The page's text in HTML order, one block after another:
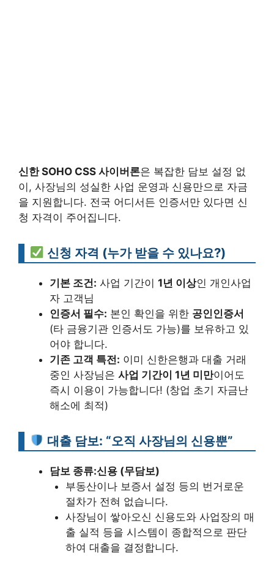
신한 SOHO CSS 사이버론은 복잡한 담보 설정 없
이, 사장님의 성실한 사업 운영과 신용만으로 자금
을 지원합니다. 전국 어디서든 인증서만 있다면 신
청 자격이 주어집니다.
신청 자격 (누가 받을 수 있나요?)
기본 조건: 사업 기간이 1년 이상인 개인사업
자 고객님
인증서 필수: 본인 확인을 위한 공인인증서
(타 금융기관 인증서도 가능)를 보유하고 있
어야 합니다.
기존 고객 특전: 이미 신한은행과 대출 거래
중인 사장님은 사업 기간이 1년 미만이어도
즉시 이용이 가능합니다! (창업 초기 자금난
해소에 최적)
대출 담보: “오직 사장님의 신용뿐”
담보 종류:신용 (무담보)
부동산이나 보증서 설정 등의 번거로운
절차가 전혀 없습니다.
사장님이 쌓아오신 신용도와 사업장의 매
출 실적 등을 시스템이 종합적으로 판단
하여 대출을 결정합니다.